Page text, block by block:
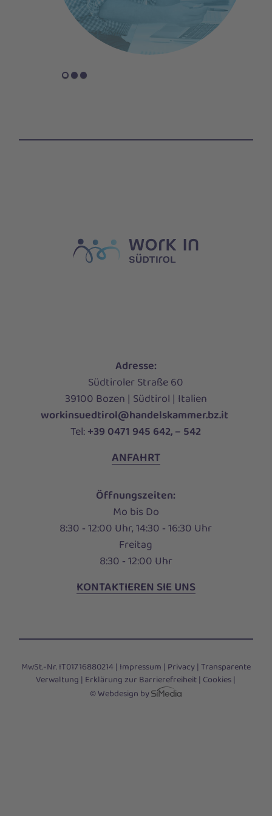
Adresse:
Südtiroler Straße 60
39100 Bozen | Südtirol | Italien
workinsuedtirol@handelskammer.bz.it
Tel:+39 0471 945 642, – 542
ANFAHRT
Öffnungszeiten:
Mo bis Do
8:30 ‑ 12:00 Uhr, 14:30 ‑ 16:30 Uhr
Freitag
8:30 ‑ 12:00 Uhr
KONTAKTIEREN SIE UNS
MwSt.-Nr. IT01716880214 | Impressum | Privacy|Transparente
Verwaltung | Erklärung zur Barrierefreiheit| Cookies|
© Webdesign by